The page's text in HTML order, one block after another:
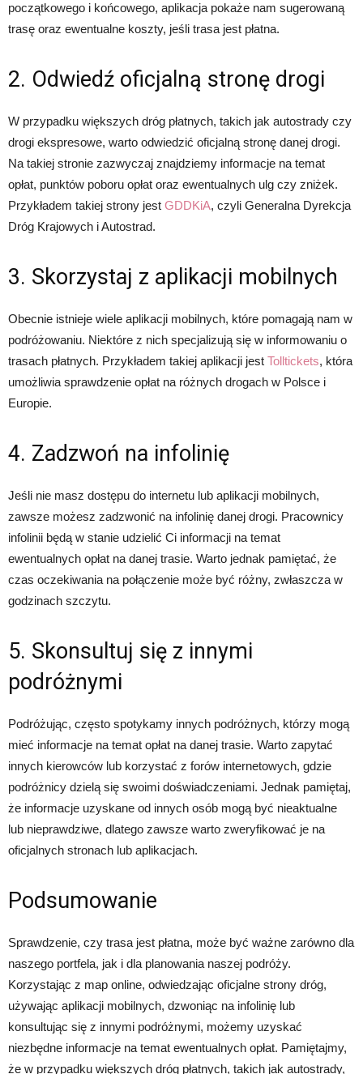
początkowego i końcowego, aplikacja pokaże nam sugerowaną
trasę oraz ewentualne koszty, jeśli trasa jest płatna.
2. Odwiedź oficjalną stronę drogi
W przypadku większych dróg płatnych, takich jak autostrady czy
drogi ekspresowe, warto odwiedzić oficjalną stronę danej drogi.
Na takiej stronie zazwyczaj znajdziemy informacje na temat
opłat, punktów poboru opłat oraz ewentualnych ulg czy zniżek.
Przykładem takiej strony jest GDDKiA, czyli Generalna Dyrekcja
Dróg Krajowych i Autostrad.
3. Skorzystaj z aplikacji mobilnych
Obecnie istnieje wiele aplikacji mobilnych, które pomagają nam w
podróżowaniu. Niektóre z nich specjalizują się w informowaniu o
trasach płatnych. Przykładem takiej aplikacji jest Tolltickets, która
umożliwia sprawdzenie opłat na różnych drogach w Polsce i
Europie.
4. Zadzwoń na infolinię
Jeśli nie masz dostępu do internetu lub aplikacji mobilnych,
zawsze możesz zadzwonić na infolinię danej drogi. Pracownicy
infolinii będą w stanie udzielić Ci informacji na temat
ewentualnych opłat na danej trasie. Warto jednak pamiętać, że
czas oczekiwania na połączenie może być różny, zwłaszcza w
godzinach szczytu.
5. Skonsultuj się z innymi
podróżnymi
Podróżując, często spotykamy innych podróżnych, którzy mogą
mieć informacje na temat opłat na danej trasie. Warto zapytać
innych kierowców lub korzystać z forów internetowych, gdzie
podróżnicy dzielą się swoimi doświadczeniami. Jednak pamiętaj,
że informacje uzyskane od innych osób mogą być nieaktualne
lub nieprawdziwe, dlatego zawsze warto zweryfikować je na
oficjalnych stronach lub aplikacjach.
Podsumowanie
Sprawdzenie, czy trasa jest płatna, może być ważne zarówno dla
naszego portfela, jak i dla planowania naszej podróży.
Korzystając z map online, odwiedzając oficjalne strony dróg,
używając aplikacji mobilnych, dzwoniąc na infolinię lub
konsultując się z innymi podróżnymi, możemy uzyskać
niezbędne informacje na temat ewentualnych opłat. Pamiętajmy,
że w przypadku większych dróg płatnych, takich jak autostrady,